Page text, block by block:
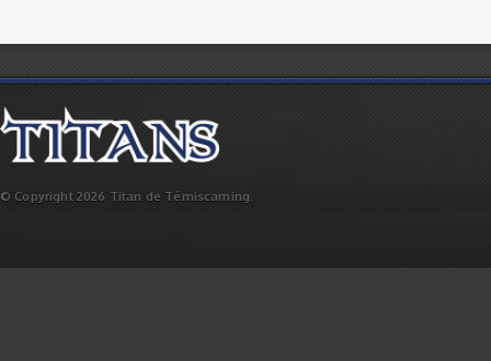
© Copyright 2026 Titan de Témiscaming.